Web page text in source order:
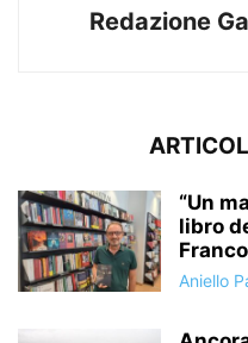
Redazione
“Un
libro
Aniello